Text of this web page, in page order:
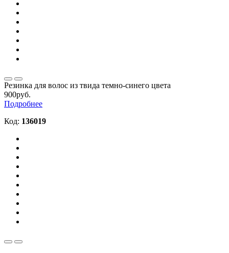
Резинка для волос из твида темно-синего цвета
900руб.
Подробнее
Код: 136019